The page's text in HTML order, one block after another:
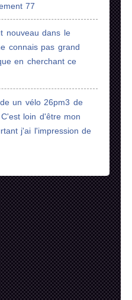
77
nouveau dans le
connais pas grand
en cherchant ce
un vélo 26pm3 de
loin d'être mon
j'ai l'impression de